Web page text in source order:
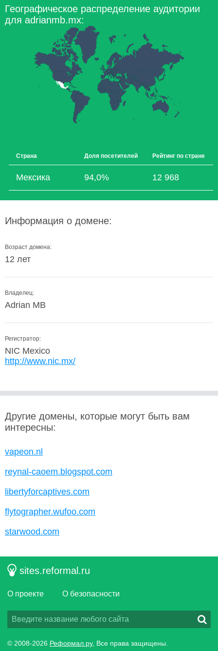
Географическое распределение аудитории
для adrianmb.mx:
Страна Доля посетителей Рейтинг по стране
Мексика 94,0% 12 968
Информация о домене:
Возраст домена:
12 лет
Владелец:
Adrian MB
Регистратор:
NIC Mexico
http://www.nic.mx/
Другие домены, которые могут быть вам
интересны:
vapeon.nl
reynal-caoem.blogspot.com
libertyforcaptives.com
flytographer.wufoo.com
starwood.com
sites.reformal.ru
О проекте О безопасности
© 2008-2026 Реформал.ру, Все права защищены.